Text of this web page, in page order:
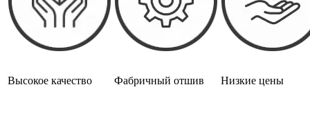
Высокое качество Фабричный отшив Низкие цены